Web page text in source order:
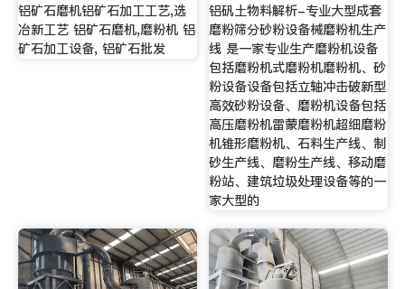
铝矿石磨机铝矿石加工工艺,选
冶新工艺 铝矿石磨机,磨粉机 铝
矿石加工设备, 铝矿石批发
铝矾土物料解析-专业大型成套
磨粉筛分砂粉设备械磨粉机生产
线 是一家专业生产磨粉机设备
包括磨粉机式磨粉机磨粉机、砂
粉设备设备包括立轴冲击破新型
高效砂粉设备、磨粉机设备包括
高压磨粉机雷蒙磨粉机超细磨粉
机锥形磨粉机、石料生产线、制
砂生产线、磨粉生产线、移动磨
粉站、建筑垃圾处理设备等的一
家大型的